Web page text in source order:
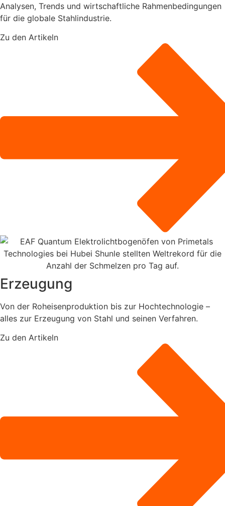
Analysen, Trends und wirtschaftliche Rahmenbedingungen
für die globale Stahlindustrie.
Zu den Artikeln
Erzeugung
Von der Roheisenproduktion bis zur Hochtechnologie –
alles zur Erzeugung von Stahl und seinen Verfahren.
Zu den Artikeln